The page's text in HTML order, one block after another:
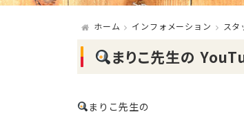
ホーム インフォメーション スタ
まりこ先生の
まりこ先生の